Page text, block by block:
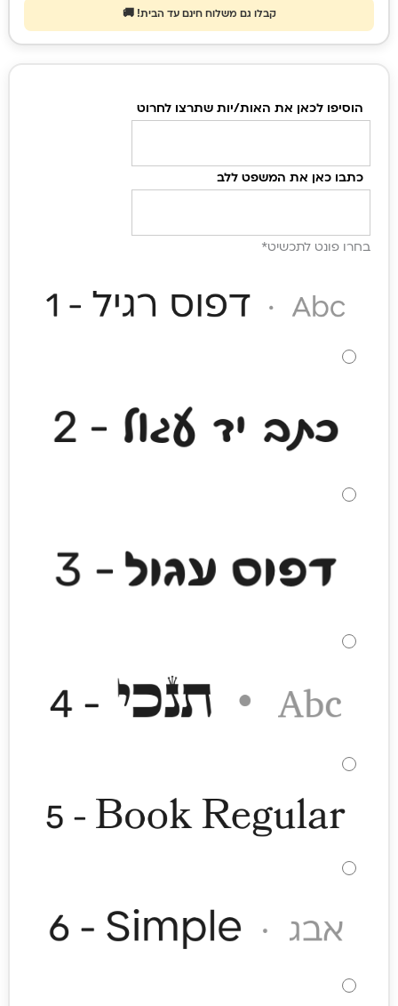
קבלו גם משלוח חינם עד הבית! 🚚
הוסיפו לכאן את האות/יות שתרצו לחרוט
כתבו כאן את המשפט ללב
בחרו פונט לתכשיט*
מחזיק
עם
חריטה
של אות
הקדשה